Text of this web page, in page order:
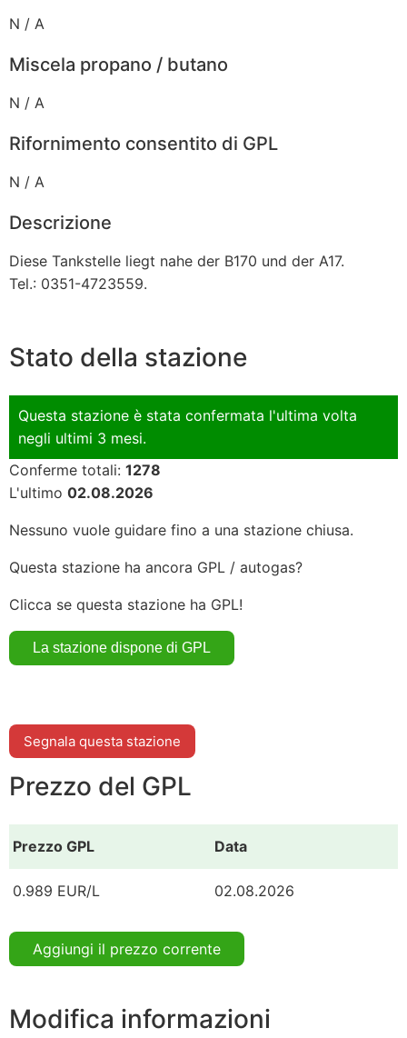
N / A
Miscela propano / butano
N / A
Rifornimento consentito di GPL
N / A
Descrizione
Diese Tankstelle liegt nahe der B170 und der A17.
Tel.: 0351-4723559.
Stato della stazione
Questa stazione è stata confermata l'ultima volta
negli ultimi 3 mesi.
Conferme totali: 1278
L'ultimo 02.08.2026
Nessuno vuole guidare fino a una stazione chiusa.
Questa stazione ha ancora GPL / autogas?
Clicca se questa stazione ha GPL!
Segnala questa stazione
Prezzo del GPL
Prezzo GPL Data
0.989 EUR/L 02.08.2026
Aggiungi il prezzo corrente
Modifica informazioni